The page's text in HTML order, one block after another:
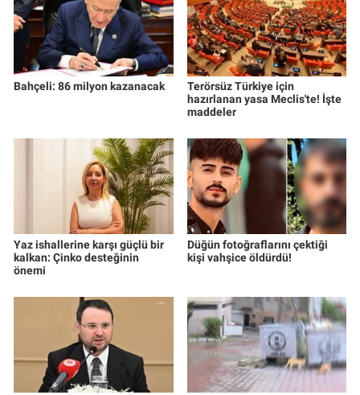
Bahçeli: 86 milyon kazanacak
Terörsüz Türkiye için
hazırlanan yasa Meclis'te! İşte
maddeler
Yaz ishallerine karşı güçlü bir
kalkan: Çinko desteğinin
önemi
Düğün fotoğraflarını çektiği
kişi vahşice öldürdü!